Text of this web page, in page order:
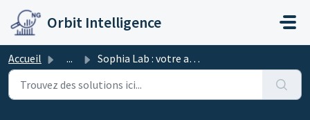
Passer au contenu principal
Orbit Intelligence
Accueil ... Sophia Lab : votre assistant de lecture brevet